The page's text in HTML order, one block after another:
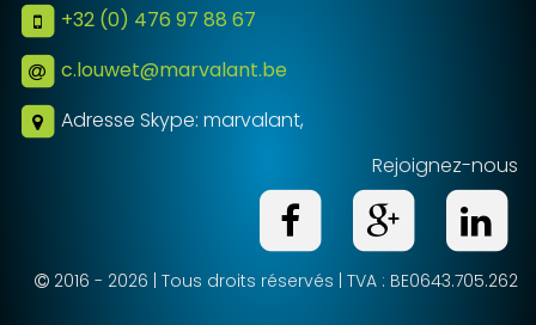
+32 (0) 476 97 88 67
c.louwet@marvalant.be
Adresse Skype: marvalant,
Rejoignez-nous
Suivez-
nous
nous
2016 - 2026 | Tous droits réservés | TVA : BE0643.705.262